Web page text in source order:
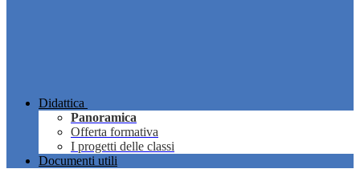
Didattica
Panoramica
Offerta formativa
I progetti delle classi
Documenti utili